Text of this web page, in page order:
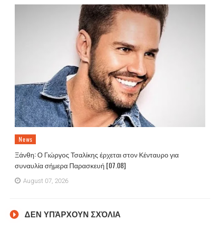
News
Ξάνθη: Ο Γιώργος Τσαλίκης έρχεται στον Κένταυρο για
συναυλία σήμερα Παρασκευή [07.08]
August 07, 2026
ΔΕΝ ΥΠΆΡΧΟΥΝ ΣΧΌΛΙΑ